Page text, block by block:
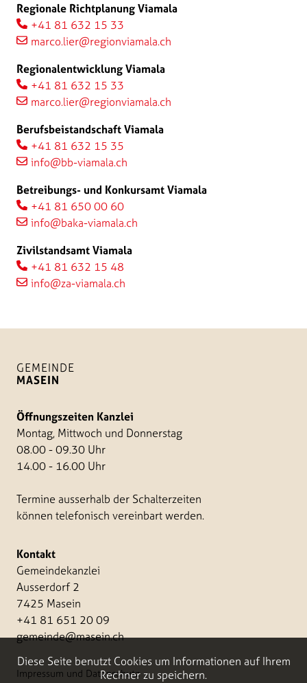
Regionale Richtplanung Viamala
+41 81 632 15 33
marco.lier@regionviamala.ch
Regionalentwicklung Viamala
+41 81 632 15 33
marco.lier@regionviamala.ch
Berufsbeistandschaft Viamala
+41 81 632 15 35
info@bb-viamala.ch
Betreibungs- und Konkursamt Viamala
+41 81 650 00 60
info@baka-viamala.ch
Zivilstandsamt Viamala
+41 81 632 15 48
info@za-viamala.ch
GEMEINDE
MASEIN
Öffnungszeiten Kanzlei
Montag, Mittwoch und Donnerstag
08.00 - 09.30 Uhr
14.00 - 16.00 Uhr
Termine ausserhalb der Schalterzeiten
können telefonisch vereinbart werden.
Kontakt
Gemeindekanzlei
Ausserdorf 2
7425 Masein
+41 81 651 20 09
gemeinde@masein.ch
Impressum und Datenschutz
Diese Seite benutzt Cookies um Informationen auf Ihrem
Rechner zu speichern.